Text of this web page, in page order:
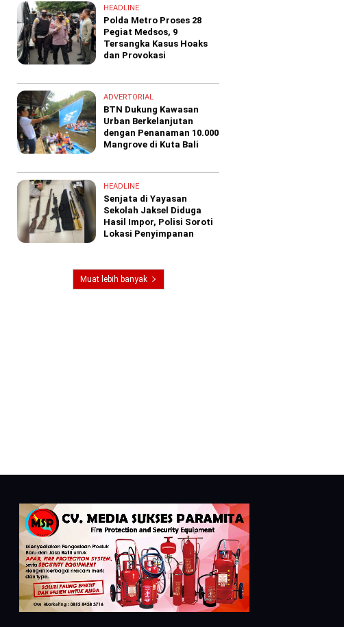
HEADLINE
Polda Metro Proses 28
Pegiat Medsos, 9
Tersangka Kasus Hoaks
dan Provokasi
ADVERTORIAL
BTN Dukung Kawasan
Urban Berkelanjutan
dengan Penanaman 10.000
Mangrove di Kuta Bali
HEADLINE
Senjata di Yayasan
Sekolah Jaksel Diduga
Hasil Impor, Polisi Soroti
Lokasi Penyimpanan
Muat lebih banyak